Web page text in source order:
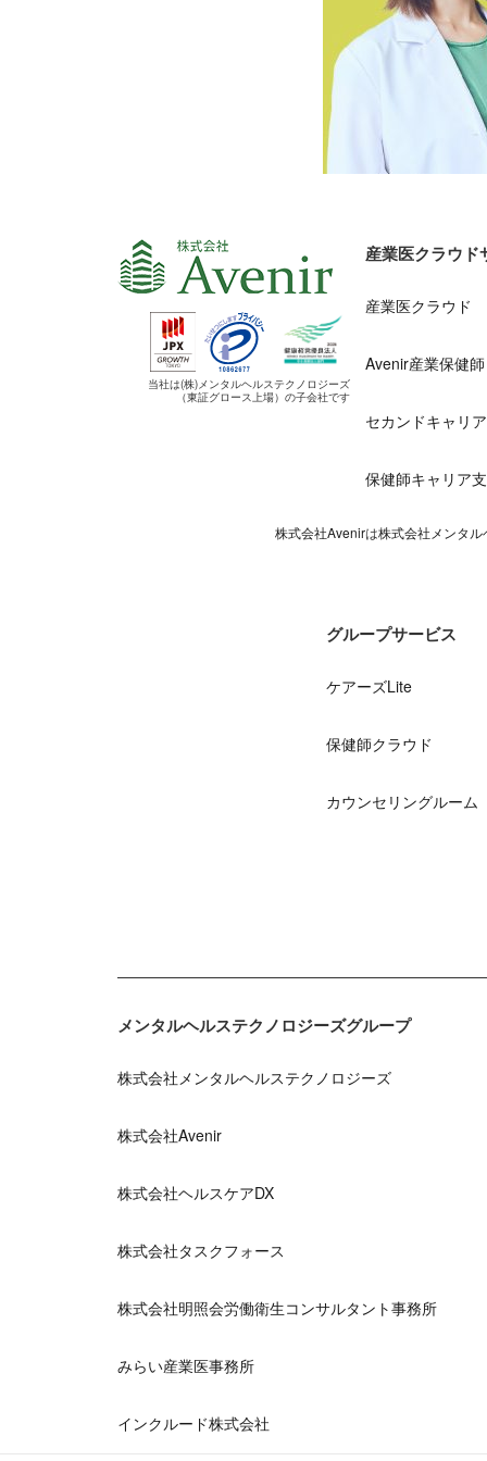
当社は(株)メンタルヘルステクノロジーズ
（東証グロース上場）の子会社です
産業医クラウド
産業医クラウド
Avenir産業保健師
セカンドキャリ
保健師キャリア
株式会社Avenirは株式会社メンタ
グループサービス
ケアーズLite
保健師クラウド
カウンセリングルーム
メンタルヘルステクノロジーズグループ
株式会社メンタルヘルステクノロジーズ
株式会社Avenir
株式会社ヘルスケアDX
株式会社タスクフォース
株式会社明照会労働衛生コンサルタント事務所
みらい産業医事務所
インクルード株式会社